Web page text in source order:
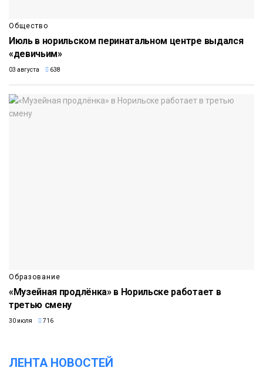
Общество
Июль в норильском перинатальном центре выдался
«девичьим»
03 августа 638
Образование
«Музейная продлёнка» в Норильске работает в
третью смену
30 июля 716
ЛЕНТА НОВОСТЕЙ